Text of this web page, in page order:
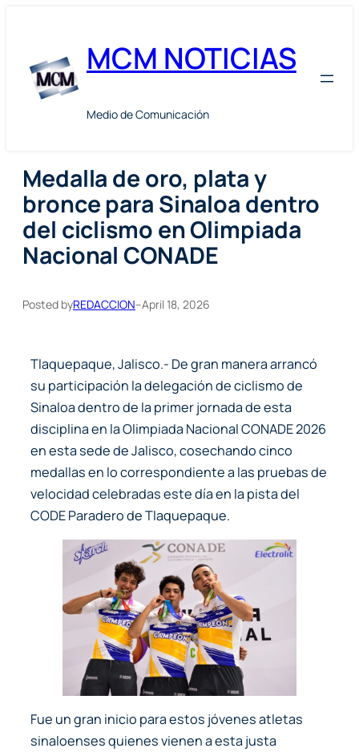
content
MCM NOTICIAS
Medio de Comunicación
Medalla de oro, plata y
bronce para Sinaloa dentro
del ciclismo en Olimpiada
Nacional CONADE
Posted byREDACCION–April 18, 2026
Tlaquepaque, Jalisco.- De gran manera arrancó
su participación la delegación de ciclismo de
Sinaloa dentro de la primer jornada de esta
disciplina en la Olimpiada Nacional CONADE 2026
en esta sede de Jalisco, cosechando cinco
medallas en lo correspondiente a las pruebas de
velocidad celebradas este día en la pista del
CODE Paradero de Tlaquepaque.
Fue un gran inicio para estos jóvenes atletas
sinaloenses quienes vienen a esta justa